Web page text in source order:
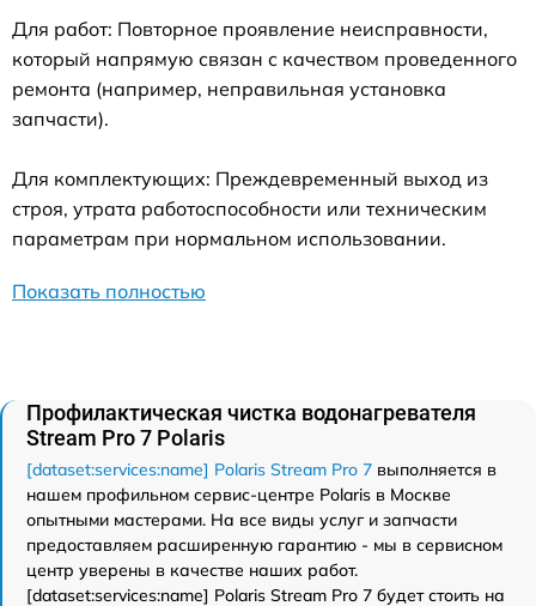
Для работ: Повторное проявление неисправности,
который напрямую связан с качеством проведенного
ремонта (например, неправильная установка
запчасти).
Для комплектующих: Преждевременный выход из
строя, утрата работоспособности или техническим
параметрам при нормальном использовании.
Показать полностью
Профилактическая чистка водонагревателя
Stream Pro 7 Polaris
[dataset:services:name] Polaris Stream Pro 7 выполняется в
нашем профильном сервис-центре Polaris в Москве
опытными мастерами. На все виды услуг и запчасти
предоставляем расширенную гарантию - мы в сервисном
центр уверены в качестве наших работ.
[dataset:services:name] Polaris Stream Pro 7 будет стоить на